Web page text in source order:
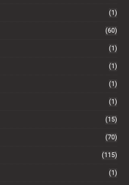
(1)
(60)
(1)
(1)
(1)
(1)
(15)
(70)
(115)
(1)